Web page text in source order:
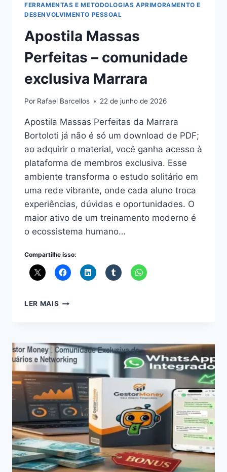
FERRAMENTAS E METODOLOGIAS APRIMORAMENTO E
DESENVOLVIMENTO PESSOAL
Apostila Massas
Perfeitas – comunidade
exclusiva Marrara
Por Rafael Barcellos 22 de junho de 2026
Apostila Massas Perfeitas da Marrara
Bortoloti já não é só um download de PDF;
ao adquirir o material, você ganha acesso à
plataforma de membros exclusiva. Esse
ambiente transforma o estudo solitário em
uma rede vibrante, onde cada aluno troca
experiências, dúvidas e oportunidades. O
maior ativo de um treinamento moderno é
o ecossistema humano…
Compartilhe isso:
LER MAIS APOSTILA
COMUNIDADE
EXCLUSIVA
MARRARA